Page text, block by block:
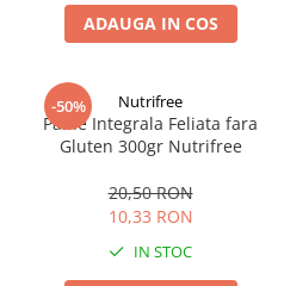
ADAUGA IN COS
-50% Nutrifree
Paine Integrala Feliata fara
Gluten 300gr Nutrifree
20,50 RON
10,33 RON
IN STOC